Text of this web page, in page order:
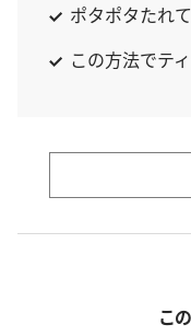
ポタポタたれ
この方法でテ
こ